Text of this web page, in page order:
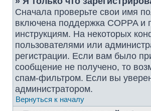
Сначала проверьте свои имя
включена поддержка COPPA и
инструкциям. На некоторых
пользователями или
регистрации. Если вам было
сообщение не получено, то
спам-фильтром. Если вы
администратором.
Вернуться к началу